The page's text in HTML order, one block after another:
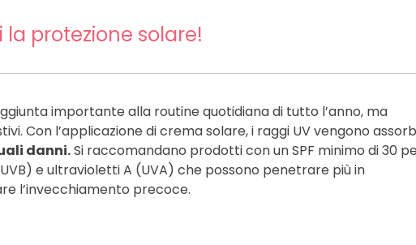
protezione solare!
importante alla routine quotidiana di tutto l’anno, ma
Con l’applicazione di crema solare, i raggi UV vengono
danni.Si raccomandano prodotti con un SPF minimo di 30
e ultravioletti A (UVA) che possono penetrare più in
l’invecchiamento precoce.